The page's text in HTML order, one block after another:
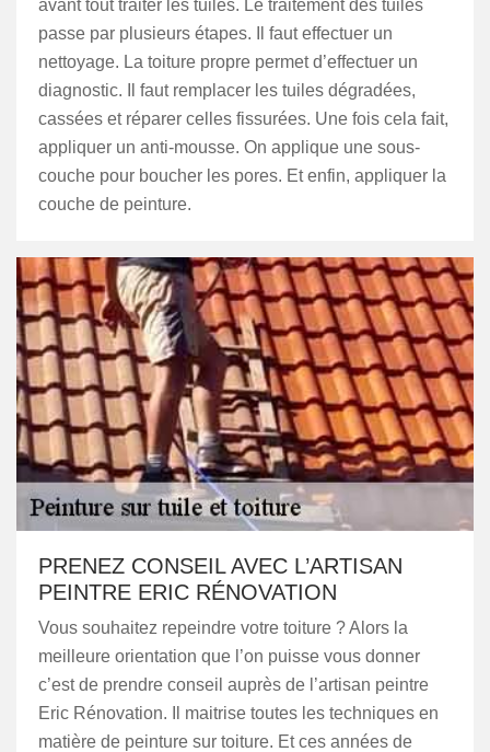
avant tout traiter les tuiles. Le traitement des tuiles
passe par plusieurs étapes. Il faut effectuer un
nettoyage. La toiture propre permet d’effectuer un
diagnostic. Il faut remplacer les tuiles dégradées,
cassées et réparer celles fissurées. Une fois cela fait,
appliquer un anti-mousse. On applique une sous-
couche pour boucher les pores. Et enfin, appliquer la
couche de peinture.
PRENEZ CONSEIL AVEC L’ARTISAN
PEINTRE ERIC RÉNOVATION
Vous souhaitez repeindre votre toiture ? Alors la
meilleure orientation que l’on puisse vous donner
c’est de prendre conseil auprès de l’artisan peintre
Eric Rénovation. Il maitrise toutes les techniques en
matière de peinture sur toiture. Et ces années de